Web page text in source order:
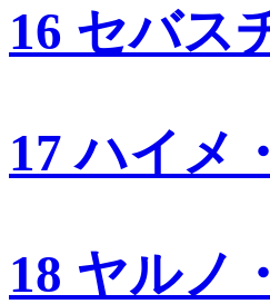
16 セバス
17 ハイメ
18 ヤルノ